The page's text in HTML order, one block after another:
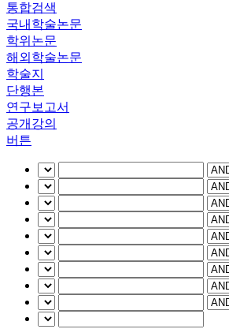
통합검색
국내학술논문
학위논문
해외학술논문
학술지
단행본
연구보고서
공개강의
버튼